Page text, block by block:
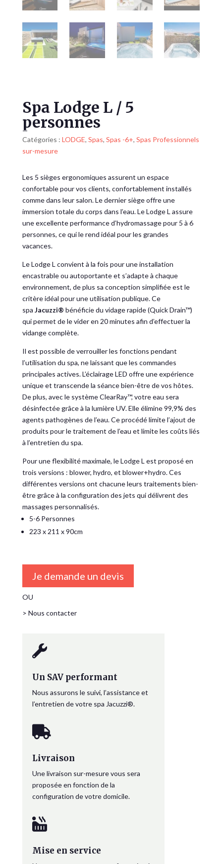
Spa Lodge L / 5
personnes
Catégories : LODGE, Spas, Spas -6+, Spas Professionnels
sur-mesure
Les 5 sièges ergonomiques assurent un espace
confortable pour vos clients, confortablement installés
comme dans leur salon. Le dernier siège offre une
immersion totale du corps dans l’eau. Le Lodge L assure
une excellente performance d’hydromassage pour 5 à 6
personnes, ce qui le rend idéal pour les grandes
vacances.
Le Lodge L convient à la fois pour une installation
encastrable ou autoportante et s’adapte à chaque
environnement, de plus sa conception simplifiée est le
critère idéal pour une utilisation publique. Ce
spa Jacuzzi® bénéficie du vidage rapide (Quick Drain™)
qui permet de le vider en 20 minutes afin d’effectuer la
vidange complète.
Il est possible de verrouiller les fonctions pendant
l’utilisation du spa, ne laissant que les commandes
principales actives. L’éclairage LED offre une expérience
unique et transcende la séance bien-être de vos hôtes.
De plus, avec le système ClearRay™, votre eau sera
désinfectée grâce à la lumière UV. Elle élimine 99,9% des
agents pathogènes de l’eau. Ce procédé limite l’ajout de
produits pour le traitement de l’eau et limite les coûts liés
à l’entretien du spa.
Pour une flexibilité maximale, le Lodge L est proposé en
trois versions : blower, hydro, et blower+hydro. Ces
différentes versions ont chacune leurs traitements bien-
être grâce à la configuration des jets qui délivrent des
massages personnalisés.
5-6 Personnes
223 x 211 x 90cm
Je demande un devis
OU
> Nous contacter

Un SAV performant
Nous assurons le suivi, l’assistance et
l’entretien de votre spa Jacuzzi®.

Livraison
Une livraison sur-mesure vous sera
proposée en fonction de la
configuration de votre domicile.

Mise en service